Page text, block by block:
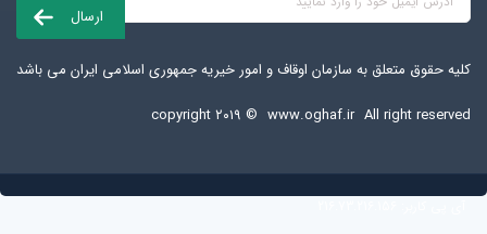
کلیه حقوق متعلق به سازمان اوقاف و امور خیریه جمهوری اسلامی ایران می باشد
copyright ۲۰۱۹ © www.oghaf.ir All right reserved